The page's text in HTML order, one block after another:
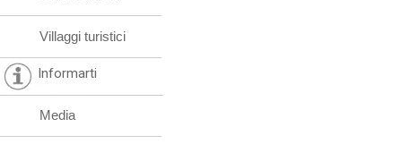
Villaggi turistici
Informarti
Media